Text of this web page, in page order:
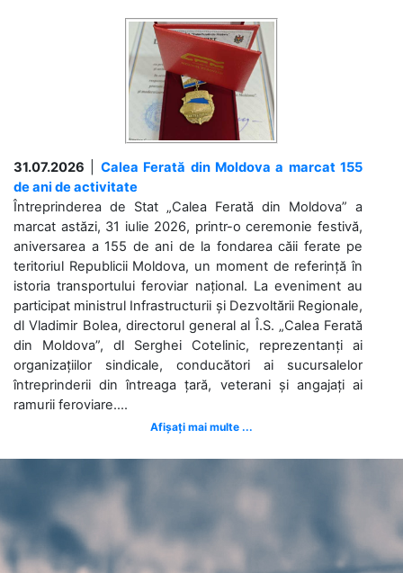
31.07.2026
Calea Ferată din Moldova a marcat 155
de ani de activitate
Întreprinderea de Stat „Calea Ferată din Moldova” a
marcat astăzi, 31 iulie 2026, printr-o ceremonie festivă,
aniversarea a 155 de ani de la fondarea căii ferate pe
teritoriul Republicii Moldova, un moment de referință în
istoria transportului feroviar național. La eveniment au
participat ministrul Infrastructurii și Dezvoltării Regionale,
dl Vladimir Bolea, directorul general al Î.S. „Calea Ferată
din Moldova”, dl Serghei Cotelinic, reprezentanți ai
organizațiilor sindicale, conducători ai sucursalelor
întreprinderii din întreaga țară, veterani și angajați ai
ramurii feroviare....
Afișați mai multe ...